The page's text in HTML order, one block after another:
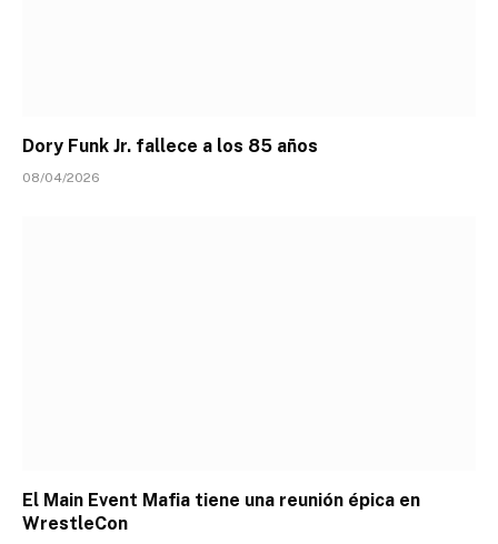
Dory Funk Jr. fallece a los 85 años
08/04/2026
El Main Event Mafia tiene una reunión épica en
WrestleCon